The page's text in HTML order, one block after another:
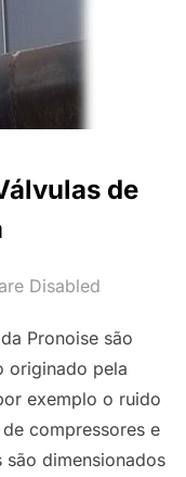
de
Disabled
Pronoise são
originado pela
exemplo o ruido
compressores e
dimensionados